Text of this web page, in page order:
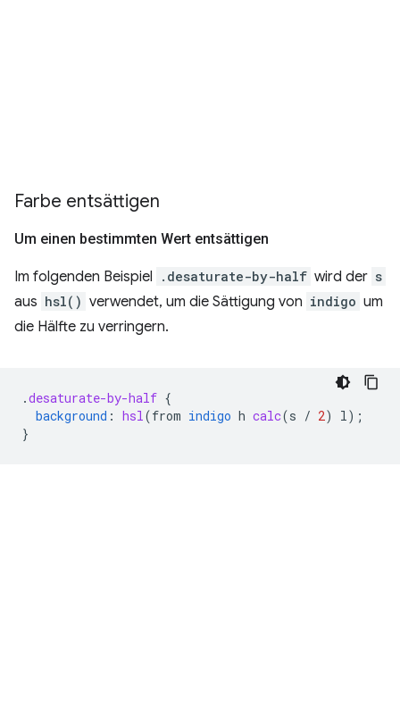
Farbe entsättigen
Um einen bestimmten Wert entsättigen
Im folgenden Beispiel .desaturate-by-half wird der s
aus hsl() verwendet, um die Sättigung von indigo um
die Hälfte zu verringern.
.desaturate-by-half {
background : hsl (from indigo h calc(s / 2) l );
}